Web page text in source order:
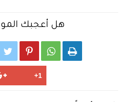
هل أعجبك
   